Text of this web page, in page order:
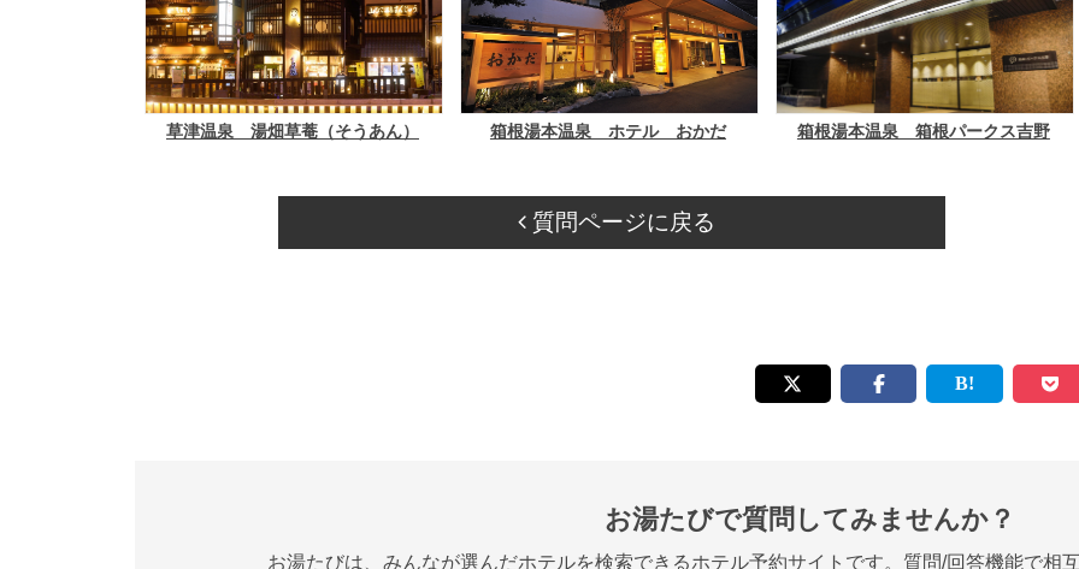
草津温泉 湯畑草菴（そうあん） 箱根湯本温泉 ホテル おかだ 箱根湯本温泉 箱根パークス吉野
質問ページに戻る
お湯たびで質問してみませんか？
お湯たびは、みんなが選んだホテルを検索できるホテル予約サイトです。質問/回答機能で相